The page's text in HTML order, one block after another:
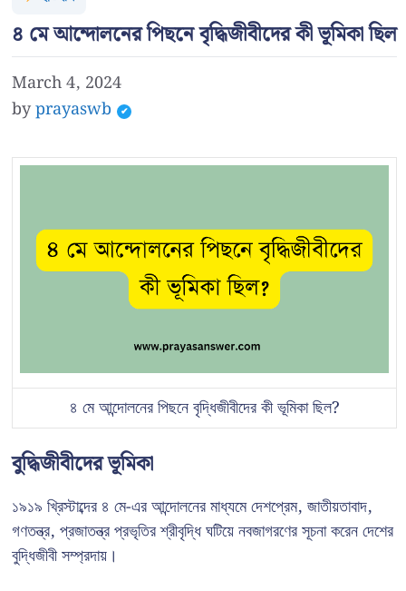
৪ মে আন্দোলনের পিছনে বৃদ্ধিজীবীদের কী ভূমিকা ছিল
March 4, 2024
byprayaswb
৪ মে আন্দোলনের পিছনে বৃদ্ধিজীবীদের কী ভূমিকা ছিল?
বুদ্ধিজীবীদের ভূমিকা
১৯১৯ খ্রিস্টাব্দের ৪ মে-এর আন্দোলনের মাধ্যমে দেশপ্রেম, জাতীয়তাবাদ,
গণতন্ত্র, প্রজাতন্ত্র প্রভৃতির শ্রীবৃদ্ধি ঘটিয়ে নবজাগরণের সূচনা করেন দেশের
বুদ্ধিজীবী সম্প্রদায়।